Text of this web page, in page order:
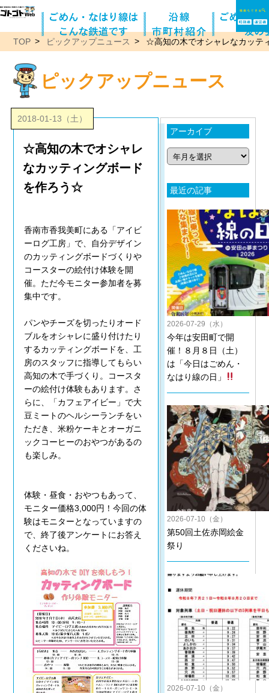
TOP ピックアップニュース ☆高知の木でオシャレなカッテ
ピックアップニュース
2018-01-13（土）
☆高知の木でオシャレ
なカッティングボード
を作ろう☆
香南市香我美町にある「アイビ
ーログ工房」で、自分デザイン
のカッティングボードづくりや
コースターの絵付け体験を開
催。ただ今モニター参加者を募
集中です。
パンやチーズを切ったりオード
ブルをオシャレに盛り付けたり
するカッティングボードを、工
房のスタッフに指導してもらい
高知の木で手づくり。コースタ
ーの絵付け体験もあります。さ
らに、「カフェアイビー」で大
豆ミートのヘルシーランチをい
ただき、米粉ケーキとオーガニ
ックコーヒーのおやつがあるの
も楽しみ。
体験・昼食・おやつもあって、
モニター価格3,000円！今回の体
験はモニターとなっていますの
で、終了後アンケートにお答え
くださいね。
アーカイブ
最近の記事
2026-07-29（水）
今年は安田町で開
催！８月８日（土）
は「今日はごめん・
なはり線の日」
2026-07-10（金）
第50回土佐赤岡絵金
祭り
2026-07-10（金）